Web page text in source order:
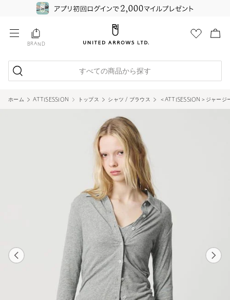
BRAND
すべての商品から探す
ホーム ATTISESSION トップス シャツ / ブラウス ＜ATTISESSION＞ジャージ
1 23